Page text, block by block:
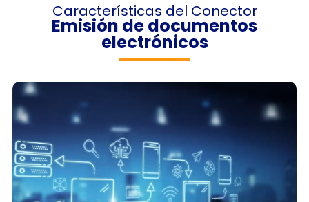
Características del Conector
Emisión de documentos
electrónicos